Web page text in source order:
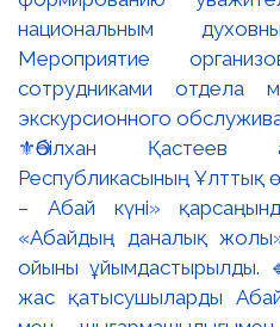
⚜️Әбілхан Қастеев
Республикасының Ұлттық
– Абай күні»
«Абайдың даналық
ойыны ұйымдастырылды.
жас қатысушыларды